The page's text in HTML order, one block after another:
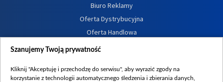
Biuro Reklamy
Oferta Dystrybucyjna
Oferta Handlowa
Dostępność
Procedura zgłoszeń wewnętrznych
Szanujemy Twoją prywatność
Kliknij "Akceptuję i przechodzę do serwisu", aby wyrazić zgody na
korzystanie z technologii automatycznego śledzenia i zbierania danych,